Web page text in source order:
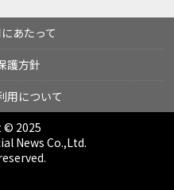
あたって
護方針
用について
2025
News Co.,Ltd.